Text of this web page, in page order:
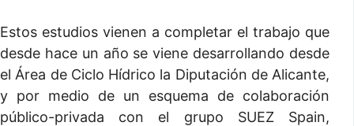
Estos estudios vienen a completar el trabajo que
desde hace un año se viene desarrollando desde
el Área de Ciclo Hídrico la Diputación de Alicante,
y por medio de un esquema de colaboración
público-privada con el grupo SUEZ Spain,